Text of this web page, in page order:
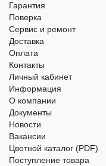
Гарантия
Поверка
Сервис и ремонт
Доставка
Оплата
Контакты
Личный кабинет
Информация
О компании
Документы
Новости
Вакансии
Цветной каталог (PDF)
Поступление товара